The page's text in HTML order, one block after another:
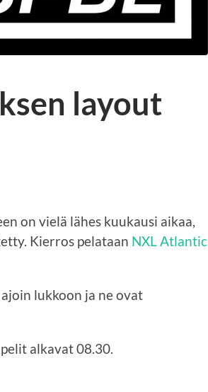
layout
on vielä lähes kuukausi aikaa,
Kierros pelataan NXL Atlantic
lukkoon ja ne ovat
alkavat 08.30.